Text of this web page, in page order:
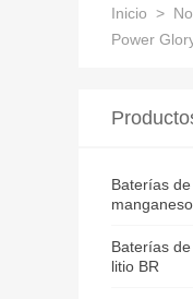
Inicio >
Power
Baterías
Baterías
litio BR